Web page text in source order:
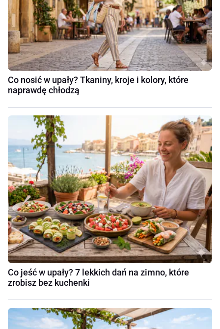
Co nosić w upały? Tkaniny, kroje i kolory, które
naprawdę chłodzą
Co jeść w upały? 7 lekkich dań na zimno, które
zrobisz bez kuchenki